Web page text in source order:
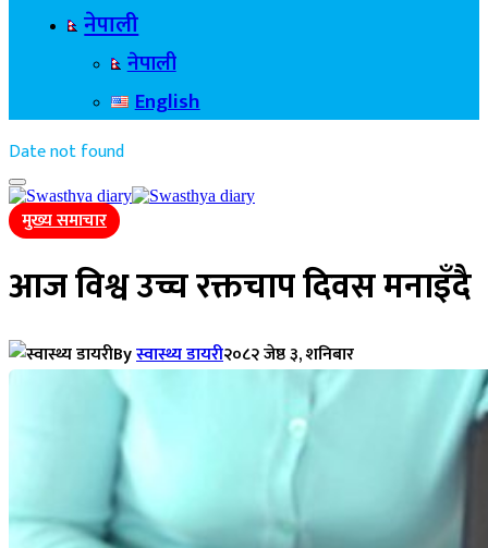
नेपाली
नेपाली
English
Date not found
मुख्य समाचार
आज विश्व उच्च रक्तचाप दिवस मनाइँदै
Byस्वास्थ्य डायरी२०८२ जेष्ठ ३, शनिबार